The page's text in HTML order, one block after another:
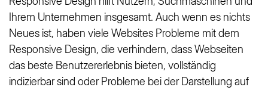
Ihrem Unternehmen insgesamt. Auch wenn es nichts
Neues ist, haben viele Websites Probleme mit dem
Responsive Design, die verhindern, dass Webseiten
das beste Benutzererlebnis bieten, vollständig
indizierbar sind oder Probleme bei der Darstellung auf